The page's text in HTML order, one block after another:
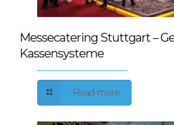
Messecatering Stuttgart –
Kassensysteme
Read more